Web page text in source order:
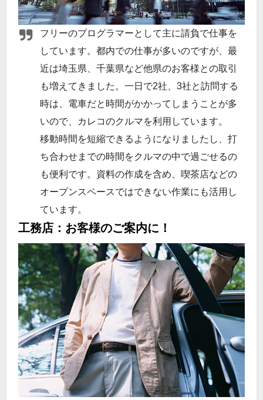
フリーのプログラマーとして主に請負で仕事を
しています。都内での仕事が多いのですが、最
近は埼玉県、千葉県など他県のお客様との取引
も増えてきました。一日で2社、3社と訪問する
時は、電車だと時間がかかってしまうことが多
いので、カレコのクルマを利用しています。
移動時間を短縮できるようになりましたし、打
ち合わせまでの時間をクルマの中で過ごせるの
も便利です。資料の作成を含め、喫茶店などの
オープンスペースではできない作業にも活用し
ています。
工務店：お客様のご案内に！